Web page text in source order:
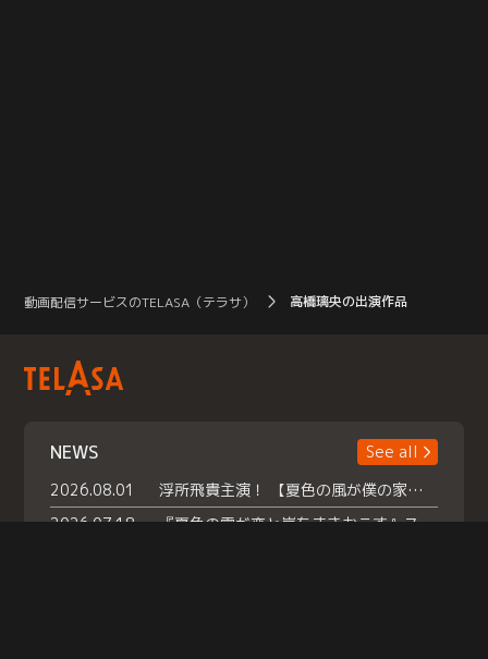
動画配信サービスのTELASA（テラサ） 高橋璃央の出演作品
NEWS
See all
2026.08.01
浮所飛貴主演！ 【夏色の風が僕の家にやってきた】 本日よりテラサで独占配信スタート！
2026.07.18
『夏色の雲が恋と嵐をまきおこす』スペシャルメイキング 【Part1】2026年７月18日（土）23時30分～配信スタート！話題のシーンの裏側を大公開！豪華キャスト大集合！ 『武宮家 真夏の家族会議』開催！